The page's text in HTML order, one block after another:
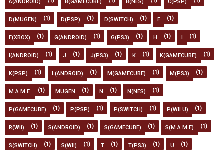
A(ANDROID) B(GAMECUBE) B(NES) C(PSP)
D(MUGEN) (1) D(PSP) (1) D(SWITCH) (1) F (1)
F(XBOX) (1) G(ANDROID) (1) G(PS3) (1) H (1) (1)
I(ANDROID) (1) J (1) J(PS3) (1) K (1) K(GAMECUBE) (1)
K(PSP) (1) L(ANDROID) (1) M(GAMECUBE) (1) M(PS3) (1)
M.A.M.E. (1) MUGEN (1) N (1) N(NES) (1)
P(GAMECUBE) (1) P(PSP) (1) P(SWITCH) (1) P(WII U) (1)
R(Wii) (1) S(ANDROID) (1) S(GAMECUBE) (1) S(M.A.M.E) (1)
S(SWITCH) (1) S(WII) (1) T (1) T(PS3) (1) U (1)